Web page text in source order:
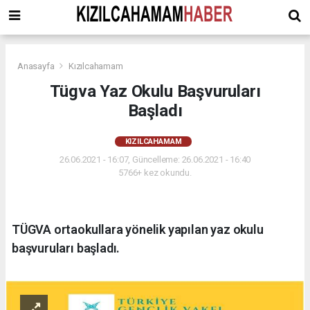
Anasayfa Kızılcahamam
Tügva Yaz Okulu Başvuruları
Başladı
KIZILCAHAMAM
26.06.2021 - 16:07, Güncelleme: 26.06.2021 - 16:40
5766+ kez okundu.
TÜGVA ortaokullara yönelik yapılan yaz okulu
başvuruları başladı.